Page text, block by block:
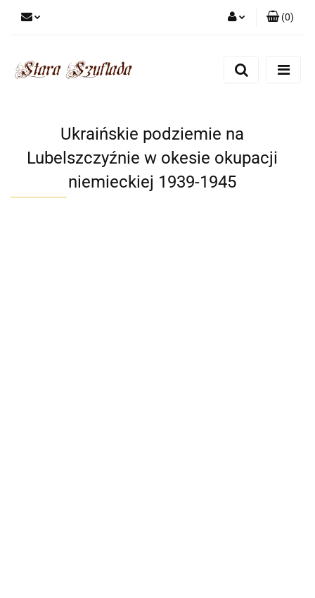
Zarejestruj się
(0)
Ukraińskie podziemie na
Lubelszczyźnie w okesie okupacji
niemieckiej 1939-1945